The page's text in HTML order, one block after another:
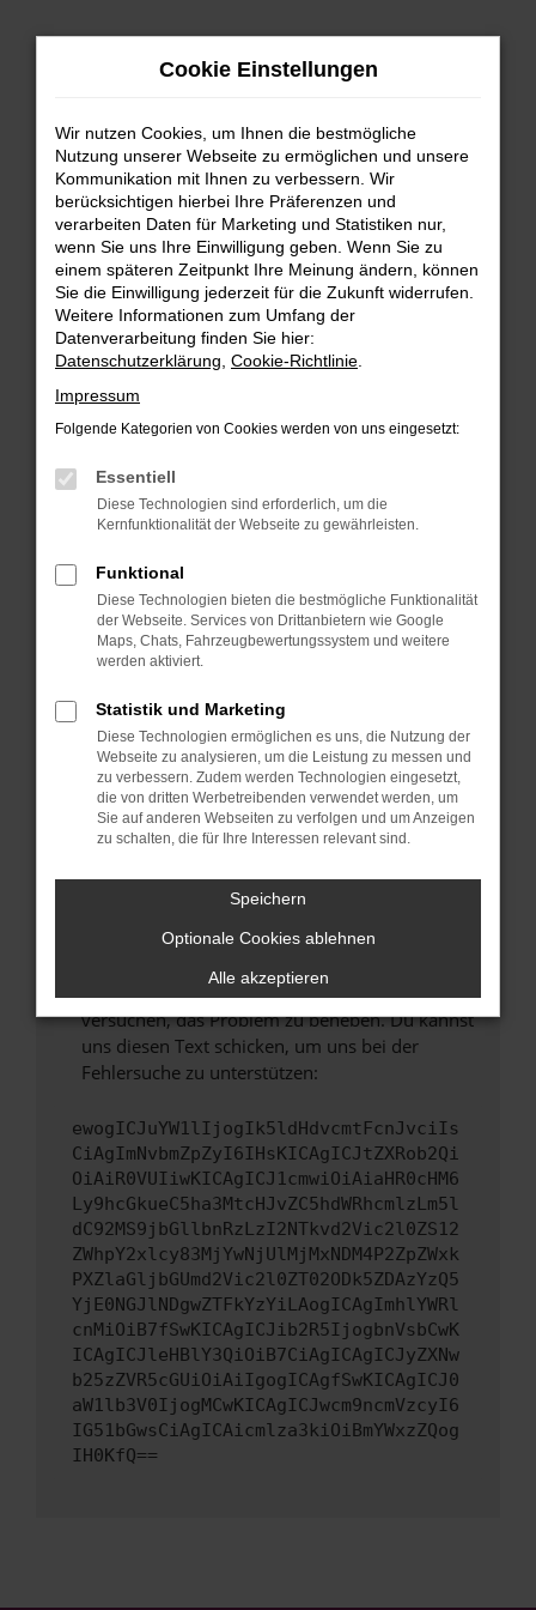
Zum
FEHLER: NETWORK ERROR
Beim Laden ist ein Fehler aufgetreten.
Hier sind ein paar Tipps, die dir helfen können:
Überprüfe deine Firewall und deine
Internetverbindung.
Laden andere Webseiten, zum Beispiel deine
Manche Erweiterungen, wie Werbeblocker,
verhindern. Funktioniert die Seite in einem
anderen Browser oder in einem privaten
Fenster?
Starte dein Gerät neu.
Probleme zu beheben.
Stelle sicher, dass dein Browser und dein
Betriebssystem auf dem neuesten Stand
sind.
Veraltete Software birgt nicht nur ein
Sicherheitsrisiko, sondern kann auch dazu
führen, dass bestimmte Funktionen nicht mehr
unterstützt werden.
Wende dich an den Webseitenbetreiber.
Wenn du alle oben genannten Schritte versucht
hast, kontaktiere uns bitte. Wir werden
versuchen, das Problem zu beheben. Du kannst
uns diesen Text schicken, um uns bei der
Fehlersuche zu unterstützen:
ewogICJuYW1lIjogIk5ldHdvcmtFcnJvciIs
CiAgImNvbmZpZyI6IHsKICAgICJtZXRob2Qi
OiAiR0VUIiwKICAgICJ1cmwiOiAiaHR0cHM6
Ly9hcGkueC5ha3MtcHJvZC5hdWRhcmlzLm5l
dC92MS9jbGllbnRzLzI2NTkvd2Vic2l0ZS12
ZWhpY2xlcy83MjYwNjUlMjMxNDM4P2ZpZWxk
PXZlaGljbGUmd2Vic2l0ZT02ODk5ZDAzYzQ5
YjE0NGJlNDgwZTFkYzYiLAogICAgImhlYWRl
cnMiOiB7fSwKICAgICJib2R5IjogbnVsbCwK
ICAgICJleHBlY3QiOiB7CiAgICAgICJyZXNw
b25zZVR5cGUiOiAiIgogICAgfSwKICAgICJ0
aW1lb3V0IjogMCwKICAgICJwcm9ncmVzcyI6
IG51bGwsCiAgICAicmlza3kiOiBmYWxzZQog
IH0KfQ==
Cookie Einstellungen
Wir nutzen Cookies, um Ihnen die bestmögliche
Nutzung unserer Webseite zu ermöglichen und unsere
Kommunikation mit Ihnen zu verbessern. Wir
berücksichtigen hierbei Ihre Präferenzen und
verarbeiten Daten für Marketing und Statistiken nur,
wenn Sie uns Ihre Einwilligung geben. Wenn Sie zu
einem späteren Zeitpunkt Ihre Meinung ändern, können
Sie die Einwilligung jederzeit für die Zukunft widerrufen.
Weitere Informationen zum Umfang der
Datenverarbeitung finden Sie hier:
Datenschutzerklärung Cookie-Richtlinie
Impressum
Folgende Kategorien von Cookies werden von uns eingesetzt:
Essentiell
Diese Technologien sind erforderlich, um die
Kernfunktionalität der Webseite zu gewährleisten.
Funktional
Diese Technologien bieten die bestmögliche Funktionalität
der Webseite. Services von Drittanbietern wie Google
Maps, Chats, Fahrzeugbewertungssystem und weitere
werden aktiviert.
Statistik und Marketing
Diese Technologien ermöglichen es uns, die Nutzung der
Webseite zu analysieren, um die Leistung zu messen und
zu verbessern. Zudem werden Technologien eingesetzt,
die von dritten Werbetreibenden verwendet werden, um
Sie auf anderen Webseiten zu verfolgen und um Anzeigen
zu schalten, die für Ihre Interessen relevant sind.
Speichern
Optionale Cookies ablehnen
Alle akzeptieren